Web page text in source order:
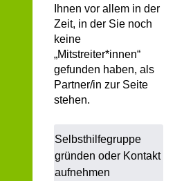
Ihnen vor allem in der
Zeit, in der Sie noch
keine
„Mitstreiter*innen“
gefunden haben, als
Partner/in zur Seite
stehen.
Selbsthilfegruppe
gründen oder Kontakt
aufnehmen